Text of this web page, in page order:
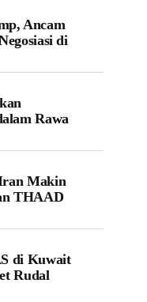
Iran
di Balik
Rawa
Makin
AS
Kuwait
IRGC